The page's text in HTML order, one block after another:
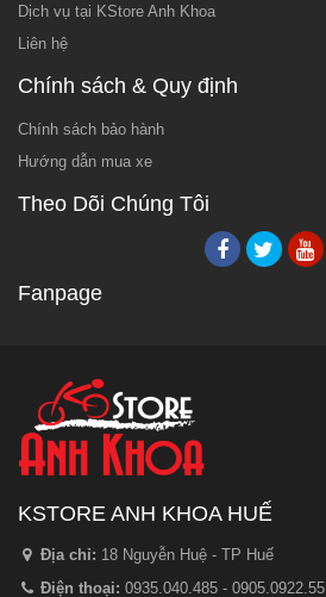
Dịch vụ tại KStore Anh Khoa
Liên hệ
Chính sách & Quy định
Chính sách bảo hành
Hướng dẫn mua xe
Theo Dõi Chúng Tôi
Fanpage
KSTORE ANH KHOA HUẾ
Địa chỉ: 18 Nguyễn Huệ - TP Huế
Điện thoại: 0935.040.485 - 0905.0922.55